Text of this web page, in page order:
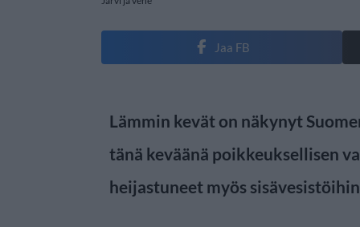
Jaa FB
Lämmin kevät on näkynyt
tänä keväänä poikkeuksellisen
heijastuneet myös